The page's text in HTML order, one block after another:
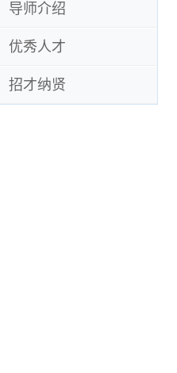
导师介绍
优秀人才
招才纳贤